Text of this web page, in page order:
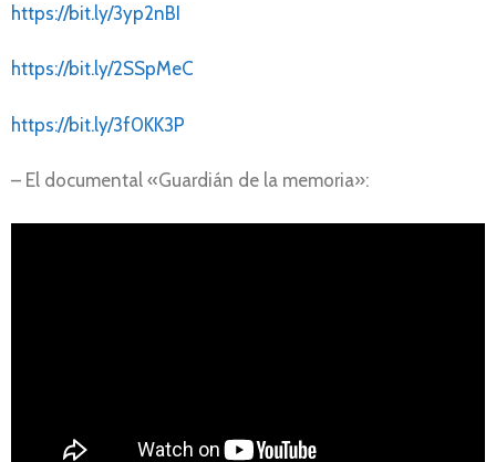
https://bit.ly/3yp2nBI
https://bit.ly/2SSpMeC
https://bit.ly/3f0KK3P
– El documental «Guardián de la memoria»: